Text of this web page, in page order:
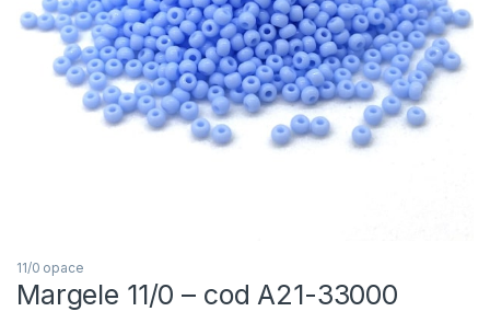
11/0 opace
Margele 11/0 – cod A21-33000